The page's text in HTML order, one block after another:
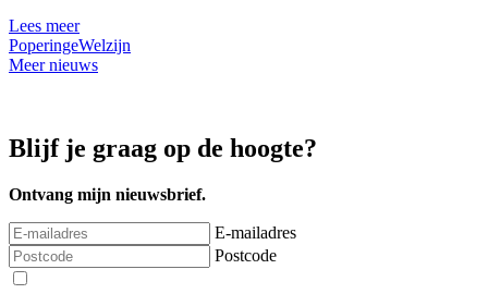
Lees meer
PoperingeWelzijn
Meer nieuws
Blijf je graag op de hoogte?
Ontvang mijn nieuwsbrief.
E-mailadres
Postcode